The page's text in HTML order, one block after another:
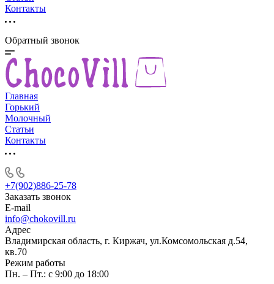
Контакты
Обратный звонок
Главная
Горький
Молочный
Статьи
Контакты
+7(902)886-25-78
Заказать звонок
E-mail
info@chokovill.ru
Адрес
Владимирская область, г. Киржач, ул.Комсомольская д.54,
кв.70
Режим работы
Пн. – Пт.: с 9:00 до 18:00